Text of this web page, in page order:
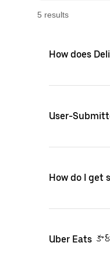
5 results
How does
User-
How do I get
Uber Eats